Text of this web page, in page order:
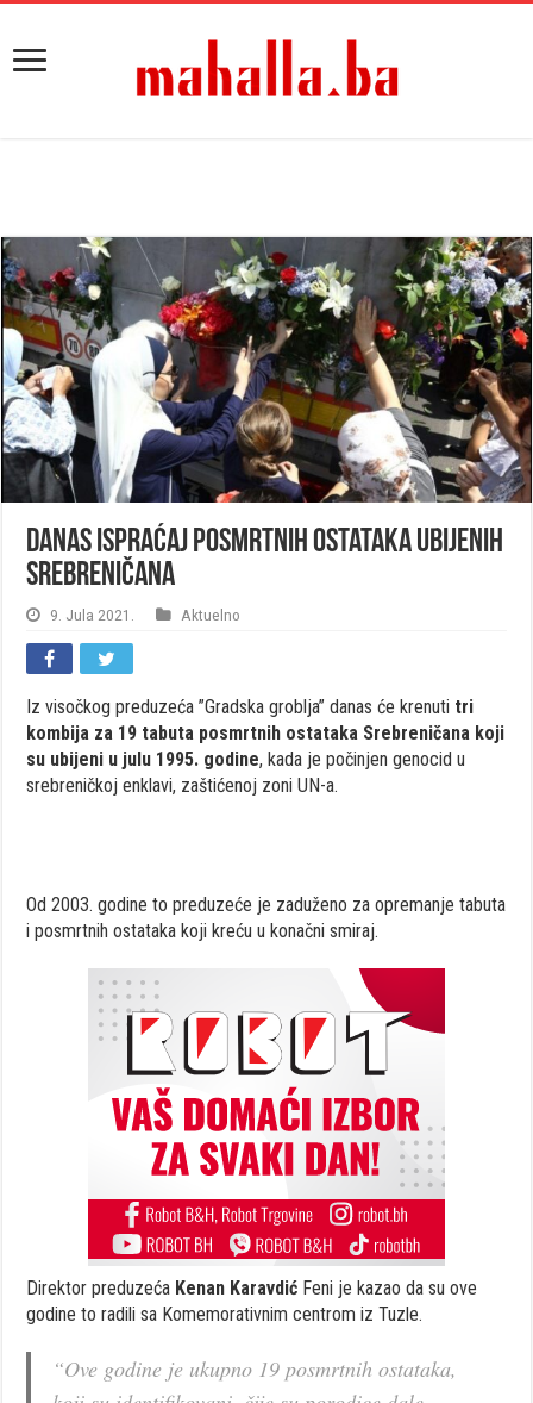
Danas ispraćaj posmrtnih ostataka ubijenih
Srebreničana
9. Jula 2021. Aktuelno
Iz visočkog preduzeća ”Gradska groblja” danas će krenuti tri
kombija za 19 tabuta posmrtnih ostataka Srebreničana koji
su ubijeni u julu 1995. godine, kada je počinjen genocid u
srebreničkoj enklavi, zaštićenoj zoni UN-a.
Od 2003. godine to preduzeće je zaduženo za opremanje tabuta
i posmrtnih ostataka koji kreću u konačni smiraj.
Direktor preduzeća Kenan Karavdić Feni je kazao da su ove
godine to radili sa Komemorativnim centrom iz Tuzle.
“Ove godine je ukupno 19 posmrtnih ostataka,